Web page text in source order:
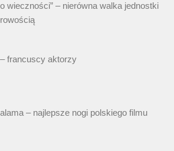
wieczności” – nierówna walka jednostki
francuscy aktorzy
– najlepsze nogi polskiego filmu